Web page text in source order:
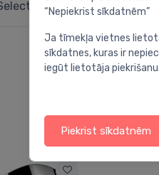
S 120 3jet, EcoSmart 9
“Nepiekrist sīkdatnēm”
Ja tīmekļa vietnes
sīkdatnes, kuras ir
iegūt lietotāja piekrišanu.
Piekrist sīkdatnēm